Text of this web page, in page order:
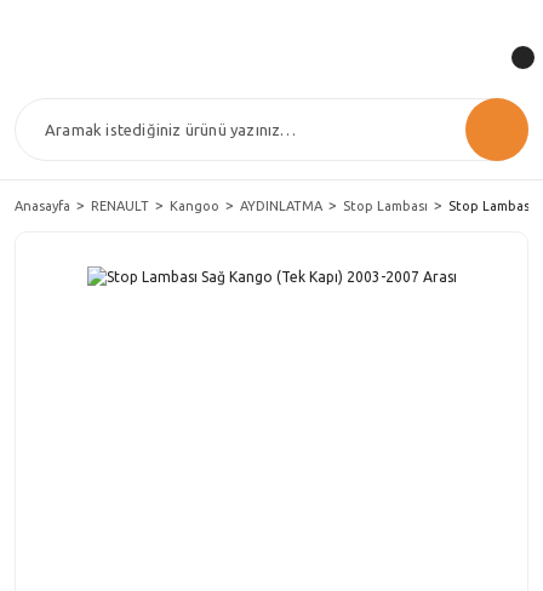
Anasayfa RENAULT Kangoo AYDINLATMA Stop Lambası Stop Lambası